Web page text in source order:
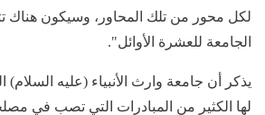
لكل محور من تلك المحاور، وسيكون هناك
الجامعة للعشرة الأوائل".
يذكر أن جامعة وارث الأنبياء (عليه السلام)
لها الكثير من المبادرات التي تصب في